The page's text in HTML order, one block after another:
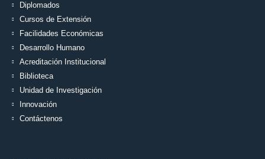
Diplomados
Cursos de Extensión
Facilidades Económicas
Desarrollo Humano
Acreditación Institucional
Biblioteca
Unidad de Investigación
Innovación
Contáctenos